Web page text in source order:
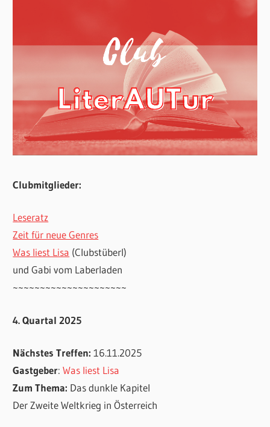
Clubmitglieder:
Leseratz
Zeit für neue Genres
Was liest Lisa (Clubstüberl)
und Gabi vom Laberladen
~~~~~~~~~~~~~~~~~~~~~
4. Quartal 2025
Nächstes Treffen:16.11.2025
Gastgeber:Was liest Lisa
Zum Thema: Das dunkle Kapitel
Der Zweite Weltkrieg in Österreich